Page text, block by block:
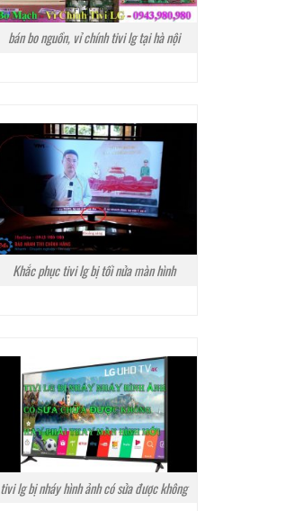
bán bo nguồn, vỉ chính tivi lg tại hà nội
Khắc phục tivi lg bị tối nửa màn hình
tivi lg bị nháy hình ảnh có sửa được không